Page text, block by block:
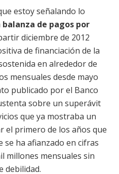
estoy señalando lo
balanza de pagos por
diciembre de 2012
de financiación de la
en alrededor de
mensuales desde mayo
publicado por el Banco
sobre un superávit
que ya mostraba un
el primero de los años que
se ha afianzado en cifras
millones mensuales sin
debilidad.